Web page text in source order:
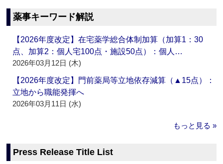
薬事キーワード解説
【2026年度改定】在宅薬学総合体制加算（加算1：30
点、加算2：個人宅100点・施設50点）：個人…
2026年03月12日 (木)
【2026年度改定】門前薬局等立地依存減算（▲15点）：
立地から職能発揮へ
2026年03月11日 (水)
もっと見る »
Press Release Title List